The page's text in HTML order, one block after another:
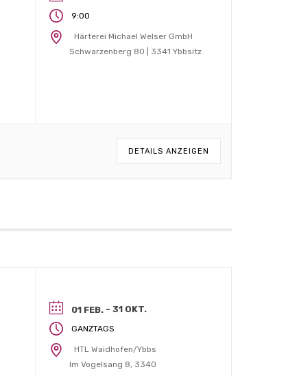
9:00
Härterei Michael Welser GmbH
Schwarzenberg 80 | 3341 Ybbsitz
DETAILS ANZEIGEN
01 FEB. - 31 OKT.
GANZTAGS
HTL Waidhofen/Ybbs
Im Vogelsang 8, 3340